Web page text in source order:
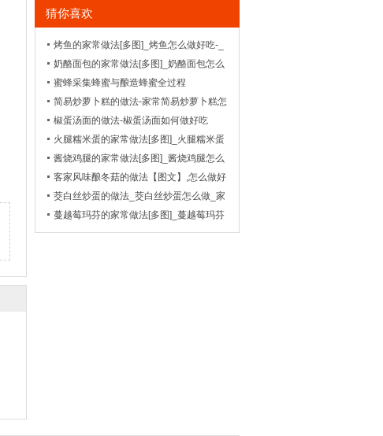
猜你喜欢
烤鱼的家常做法[多图]_烤鱼怎么做好吃-_
川菜-
奶酪面包的家常做法[多图]_奶酪面包怎么
做好吃-_面包
蜜蜂采集蜂蜜与酿造蜂蜜全过程
简易炒萝卜糕的做法-家常简易炒萝卜糕怎
么做
椒蛋汤面的做法-椒蛋汤面如何做好吃
火腿糯米蛋的家常做法[多图]_火腿糯米蛋
怎么做好吃
酱烧鸡腿的家常做法[多图]_酱烧鸡腿怎么
做好吃-_川菜-_1
客家风味酿冬菇的做法【图文】,怎么做好
吃_菜谱_天天美食网
茭白丝炒蛋的做法_茭白丝炒蛋怎么做_家
常菜谱
蔓越莓玛芬的家常做法[多图]_蔓越莓玛芬
怎么做好吃-_烘焙